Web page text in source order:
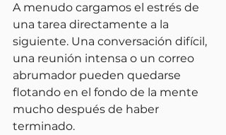
A menudo cargamos el estrés de
una tarea directamente a la
siguiente. Una conversación difícil,
una reunión intensa o un correo
abrumador pueden quedarse
flotando en el fondo de la mente
mucho después de haber
terminado.